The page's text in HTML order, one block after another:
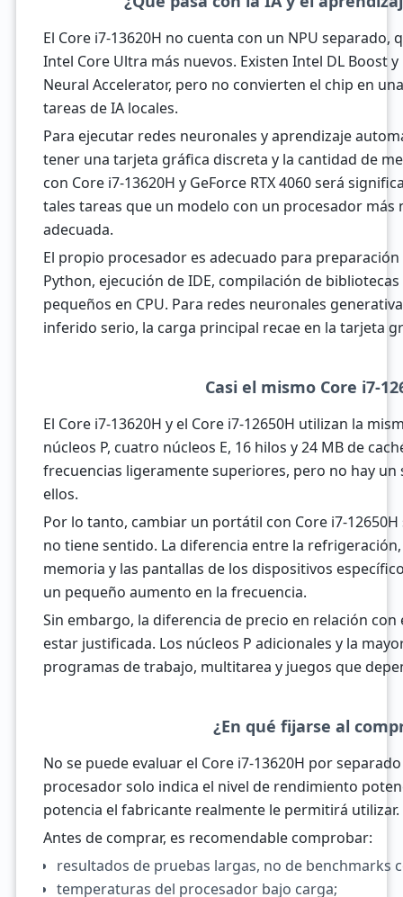
El Core i7-13620H no cuenta con un NPU separado,
Intel Core Ultra más nuevos. Existen Intel DL Boost
Neural Accelerator, pero no convierten el chip en
tareas de IA locales.
Para ejecutar redes neuronales y aprendizaje
tener una tarjeta gráfica discreta y la cantidad de
con Core i7-13620H y GeForce RTX 4060 será
tales tareas que un modelo con un procesador más
adecuada.
El propio procesador es adecuado para
Python, ejecución de IDE, compilación de
pequeños en CPU. Para redes neuronales
inferido serio, la carga principal recae en la tarjeta
Casi el mismo Core i7-
El Core i7-13620H y el Core i7-12650H utilizan la
núcleos P, cuatro núcleos E, 16 hilos y 24 MB de
frecuencias ligeramente superiores, pero no hay
ellos.
Por lo tanto, cambiar un portátil con Core i7-
no tiene sentido. La diferencia entre la
memoria y las pantallas de los dispositivos
un pequeño aumento en la frecuencia.
Sin embargo, la diferencia de precio en relación con
estar justificada. Los núcleos P adicionales y la
programas de trabajo, multitarea y juegos que
¿En qué fijarse al
No se puede evaluar el Core i7-13620H por
procesador solo indica el nivel de rendimiento
potencia el fabricante realmente le permitirá utilizar.
Antes de comprar, es recomendable comprobar:
resultados de pruebas largas, no de benchmarks
temperaturas del procesador bajo carga;